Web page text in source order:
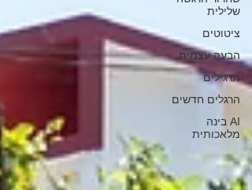
שלילית
ציטוטים
הבעה עצמית
תרגילים
הרגלים חדשים
AI בינה
מלאכותית